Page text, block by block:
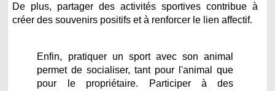
De plus, partager des activités sportives contribue à
créer des souvenirs positifs et à renforcer le lien affectif.
Enfin, pratiquer un sport avec son animal
permet de socialiser, tant pour l'animal que
pour le propriétaire. Participer à des